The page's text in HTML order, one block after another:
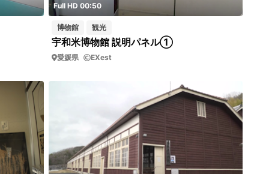
Full HD 00:50
博物館 観光
宇和米博物館 説明パネル①
愛媛県 EXest